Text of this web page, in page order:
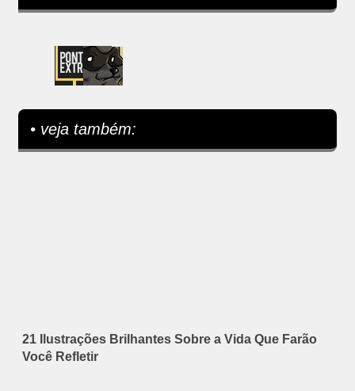
• veja também:
21 Ilustrações Brilhantes Sobre a Vida Que Farão
Você Refletir